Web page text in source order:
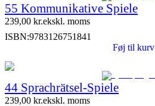
55 Kommunikative Spiele
239,00 kr.ekskl. moms
ISBN:9783126751841
Føj til kurv
44 Sprachrätsel-Spiele
239,00 kr.ekskl. moms